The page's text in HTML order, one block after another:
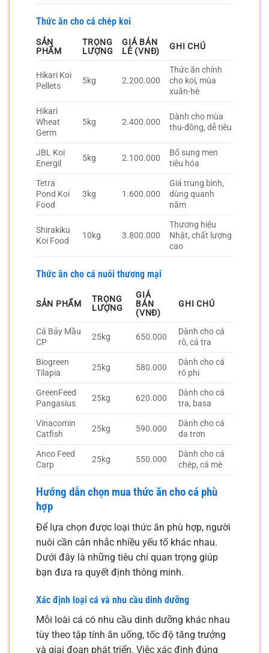
Thức ăn cho cá chép koi
SẢN
PHẨM
TRỌNG
LƯỢNG
GIÁ BÁN
LẺ (VNĐ)
GHI CHÚ
Hikari Koi
Pellets
5kg 2.200.000
Thức ăn chính
cho koi, mùa
xuân-hè
Hikari
Wheat
Germ
5kg 2.400.000
Dành cho mùa
thu-đông, dễ tiêu
JBL Koi
Energil
5kg 2.100.000
Bổ sung men
tiêu hóa
Tetra
Pond Koi
Food
3kg 1.600.000
Giá trung bình,
dùng quanh
năm
Shirakiku
Koi Food
10kg 3.800.000
Thương hiệu
Nhật, chất lượng
cao
Thức ăn cho cá nuôi thương mại
SẢN PHẨM
TRỌNG
LƯỢNG
GIÁ
BÁN
(VNĐ)
GHI CHÚ
Cá Bảy Mầu
CP
25kg 650.000
Dành cho cá
rô, cá tra
Biogreen
Tilapia
25kg 580.000
Dành cho cá
rô phi
GreenFeed
Pangasius
25kg 620.000
Dành cho cá
tra, basa
Vinacomin
Catfish
25kg 590.000
Dành cho cá
da trơn
Anco Feed
Carp
25kg 550.000
Dành cho cá
chép, cá mè
Hướng dẫn chọn mua thức ăn cho cá phù
hợp
Để lựa chọn được loại thức ăn phù hợp, người
nuôi cần cân nhắc nhiều yếu tố khác nhau.
Dưới đây là những tiêu chí quan trọng giúp
bạn đưa ra quyết định thông minh.
Xác định loại cá và nhu cầu dinh dưỡng
Mỗi loài cá có nhu cầu dinh dưỡng khác nhau
tùy theo tập tính ăn uống, tốc độ tăng trưởng
và giai đoạn phát triển. Việc xác định đúng